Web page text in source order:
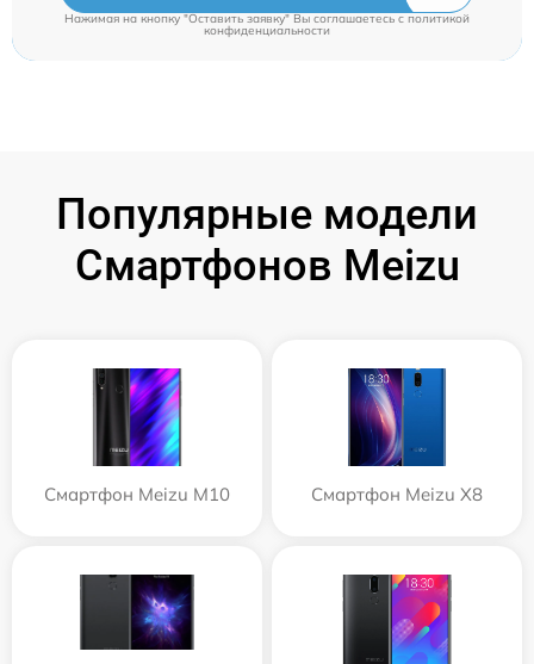
Нажимая на кнопку "Оставить заявку" Вы соглашаетесь cполитикой
конфиденциальности
Популярные модели
Смартфонов Meizu
Смартфон Meizu M10 Смартфон Meizu X8